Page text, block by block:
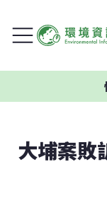
大埔案敗